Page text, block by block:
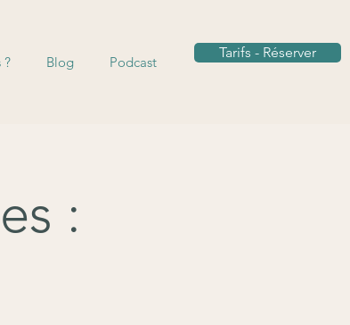
? Blog Podcast
Tarifs - Réserver
: